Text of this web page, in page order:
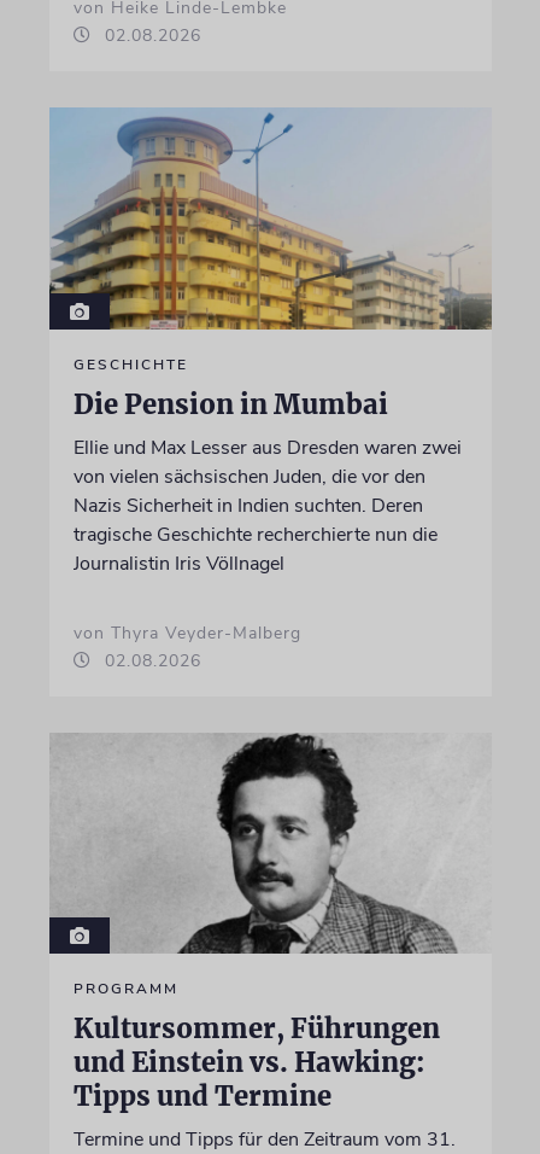
von Heike Linde-Lembke
02.08.2026
GESCHICHTE
Die Pension in Mumbai
Ellie und Max Lesser aus Dresden waren zwei
von vielen sächsischen Juden, die vor den
Nazis Sicherheit in Indien suchten. Deren
tragische Geschichte recherchierte nun die
Journalistin Iris Völlnagel
von Thyra Veyder-Malberg
02.08.2026
PROGRAMM
Kultursommer, Führungen
und Einstein vs. Hawking:
Tipps und Termine
Termine und Tipps für den Zeitraum vom 31.